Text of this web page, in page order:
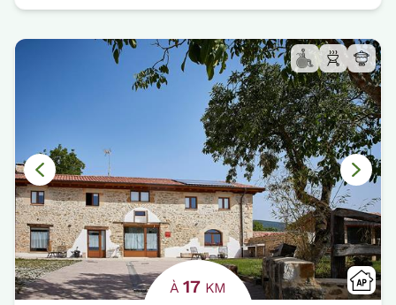
À17KM